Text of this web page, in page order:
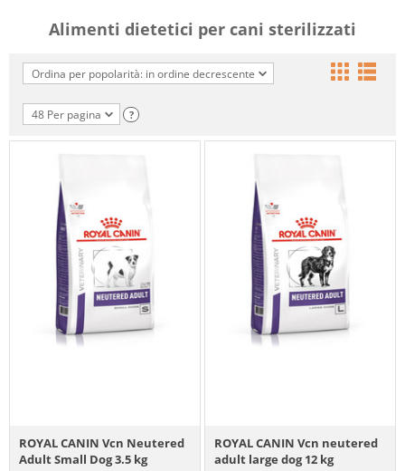
Alimenti dietetici per cani sterilizzati
Ordina per popolarità: in ordine decrescente
48 Per pagina ?
ROYAL CANIN Vcn Neutered
Adult Small Dog 3.5 kg
ROYAL CANIN Vcn neutered
adult large dog 12 kg